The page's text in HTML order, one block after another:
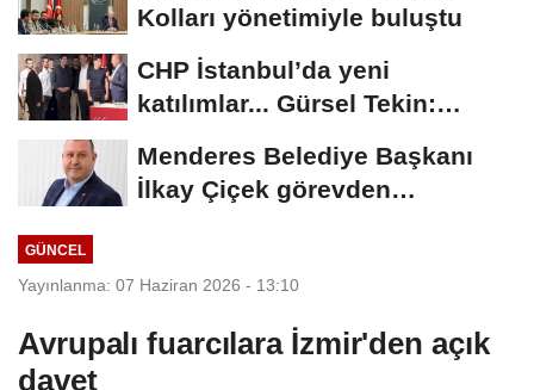
Kolları yönetimiyle buluştu
CHP İstanbul’da yeni
katılımlar... Gürsel Tekin:
Menderes Belediye Başkanı
İlkay Çiçek görevden
GÜNCEL
Yayınlanma: 07 Haziran 2026 - 13:10
Avrupalı fuarcılara İzmir'den açık
davet